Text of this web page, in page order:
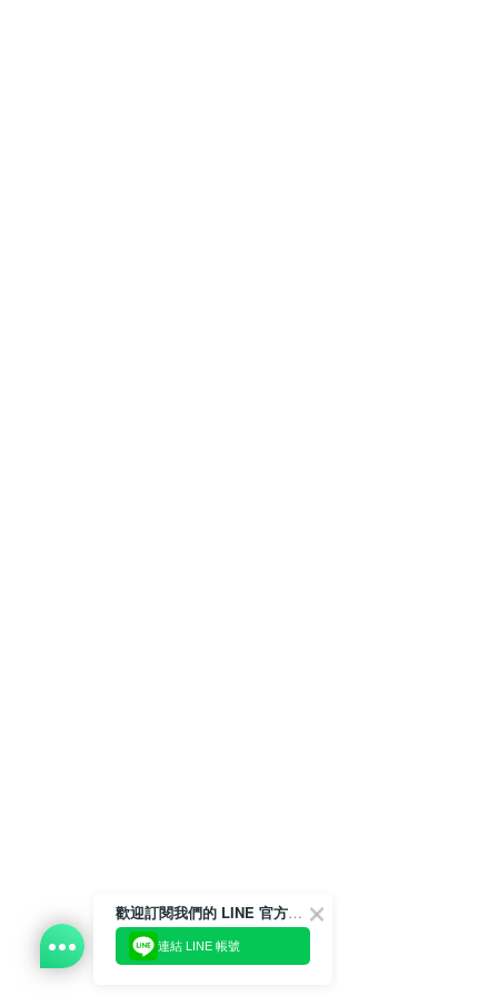
歡迎訂閱我們的 LINE 官方帳號
連結 LINE 帳號